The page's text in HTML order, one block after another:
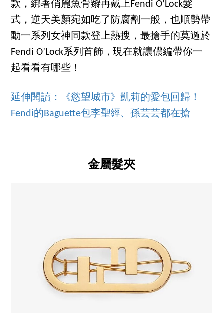
款，綁著俏麗魚骨辮再戴上Fendi O’Lock髮
式，逆天美顏宛如吃了防腐劑一般，也順勢帶
動一系列女神同款登上熱搜，最搶手的莫過於
Fendi O’Lock系列首飾，現在就讓儂編帶你一
起看看有哪些！
延伸閱讀：《慾望城市》凱莉的愛包回歸！
Fendi的Baguette包李聖經、孫芸芸都在搶
金屬髮夾